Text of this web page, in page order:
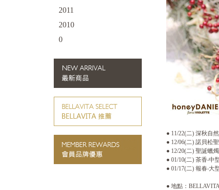
2011
2010
0
● 11/22(二) 深秋自
● 12/06(二) 諾貝松
● 12/20(二) 聖誕蠟
● 01/10(二) 茶香‧中
● 01/17(二) 報春‧大
● 地點：